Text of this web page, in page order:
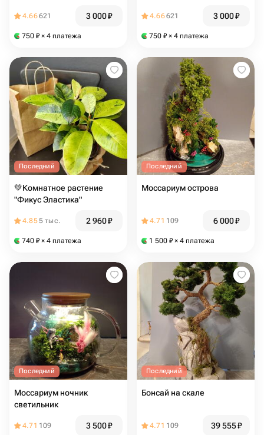
4.66621 3 000₽
750 ₽ × 4 платежа
4.66621 3 000₽
750 ₽ × 4 платежа
Последний
💚Комнатное растение
"Фикус Эластика"
4.855 тыс. 2 960₽
740 ₽ × 4 платежа
Последний
Моссариум острова
4.71 109 6 000₽
1 500 ₽ × 4 платежа
Последний
Моссариум ночник
светильник
4.71 109 3 500₽
Последний
Бонсай на скале
4.71 109 39 555₽